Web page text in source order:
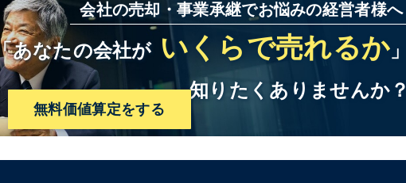
会社の売却・事業承継でお悩みの経営者様へ
「あなたの会社が いくらで売れるか 」
知りたくありませんか？
無料価値算定をする